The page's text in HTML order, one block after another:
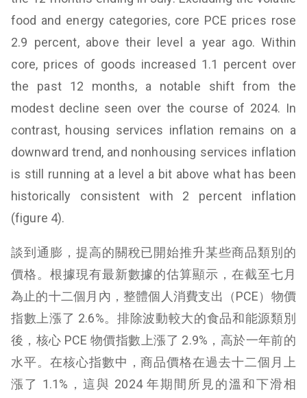
food and energy categories, core PCE prices rose
2.9 percent, above their level a year ago. Within
core, prices of goods increased 1.1 percent over
the past 12 months, a notable shift from the
modest decline seen over the course of 2024. In
contrast, housing services inflation remains on a
downward trend, and nonhousing services inflation
is still running at a level a bit above what has been
historically consistent with 2 percent inflation
(figure 4).
談到通膨，提高的關稅已開始推升某些商品類別的
價格。根據現有最新數據的估算顯示，在截至七月
為止的十二個月內，整體個人消費支出（PCE）物價
指數上漲了 2.6%。排除波動較大的食品和能源類別
後，核心 PCE 物價指數上漲了 2.9%，高於一年前的
水平。在核心指數中，商品價格在過去十二個月上
漲了 1.1%，這與 2024 年期間所見的溫和下滑相